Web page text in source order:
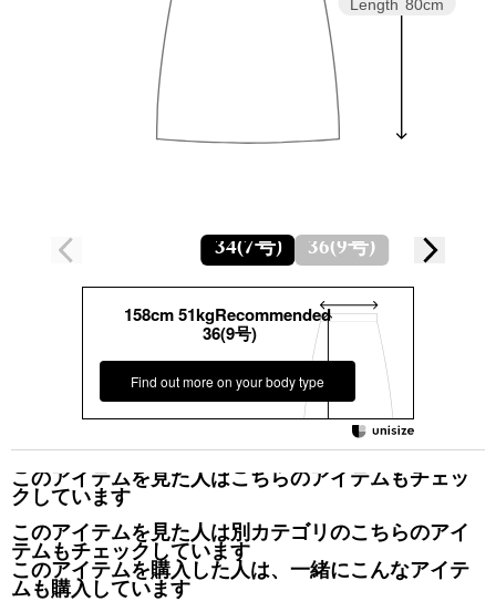
Length 80cm
34(7号) 36(9号)
158cm 51kgRecommended
36(9号)
Find out more on your body type
このアイテムを見た人はこちらのアイテムもチェッ
クしています
このアイテムを見た人は別カテゴリのこちらのアイ
テムもチェックしています
このアイテムを購入した人は、一緒にこんなアイテ
ムも購入しています